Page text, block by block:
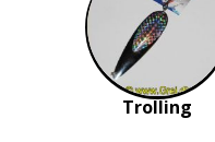
Trolling